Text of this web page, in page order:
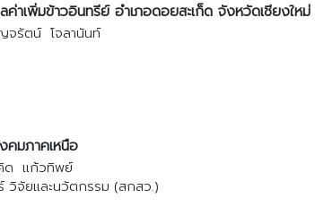
เพิ่มข้าวอินทรีย์ อำเภอดอยสะเก็ด จังหวัดเชียงใหม่
จรัตน์ โจลานันท์
คมภาคเหนือ
คิด แก้วทิพย์
วิจัยและนวัตกรรม (สกสว.)